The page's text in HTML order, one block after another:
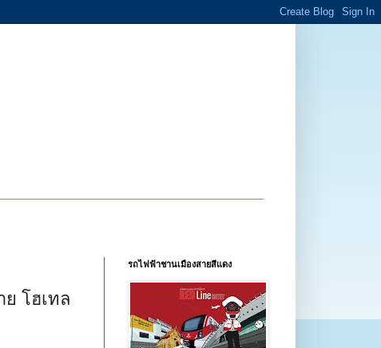
โฮเทล
รถไฟฟ้าชานเมืองสายสีแดง